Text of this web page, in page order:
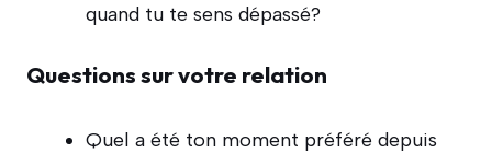
quand tu te sens dépassé?
Questions sur votre relation
Quel a été ton moment préféré depuis